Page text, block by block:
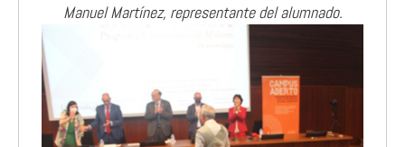
Manuel Martínez, representante del alumnado.